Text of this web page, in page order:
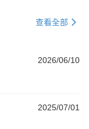
查看全部
2026/06/10
2025/07/01